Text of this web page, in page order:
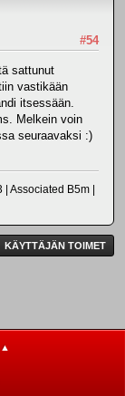
#54
sattunut
vastikään
itsessään.
Melkein voin
seuraavaksi :)
Associated B5m |
KÄYTTÄJÄN TOIMET
▲